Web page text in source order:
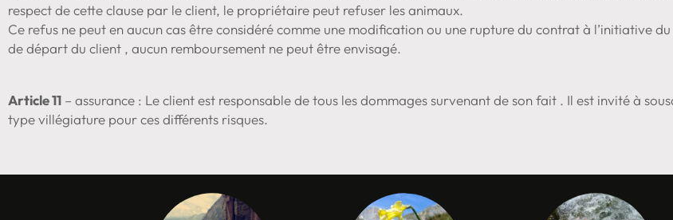
respect de cette clause par le client, le propriétaire peut refuser les animaux.
Ce refus ne peut en aucun cas être considéré comme une modification ou une rupture du contrat à l’initiative
de départ du client , aucun remboursement ne peut être envisagé.
Article 11 – assurance : Le client est responsable de tous les dommages survenant de son fait . Il est invité à
type villégiature pour ces différents risques.